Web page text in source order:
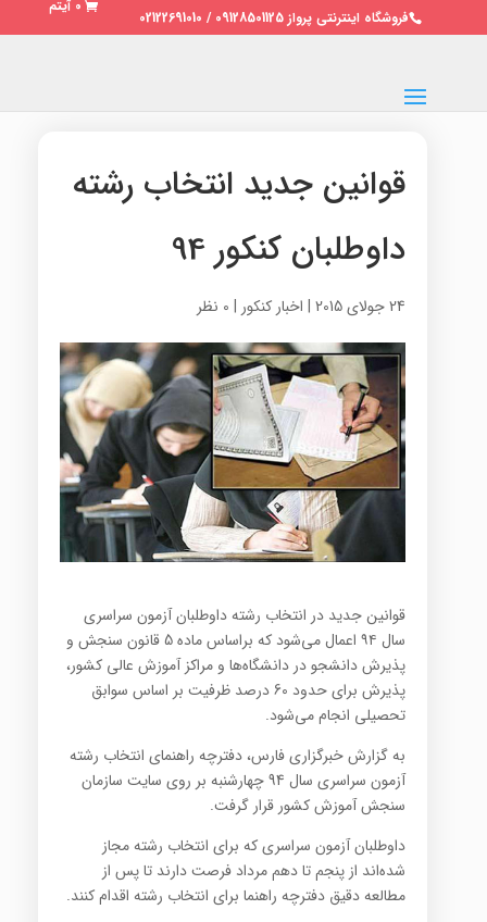
فروشگاه اینترنتی پرواز 09128501125 / 02122691010
0 آیتم
قوانین جدید انتخاب رشته
داوطلبان کنکور 94
24 جولای 2015 | اخبار کنکور | 0 نظر
قوانین جدید در انتخاب رشته داوطلبان آزمون سراسری
سال ۹۴ اعمال می‌شود که براساس ماده 5 قانون سنجش و
پذیرش دانشجو در دانشگاه‌ها و مراکز آموزش عالی کشور،
پذیرش برای حدود 60 درصد ظرفیت بر اساس سوابق
تحصیلی انجام می‌شود.
به گزارش خبرگزاری فارس، دفترچه راهنمای انتخاب رشته
آزمون سراسری سال 94 چهارشنبه بر روی سایت سازمان
سنجش آموزش کشور قرار گرفت.
داوطلبان آزمون سراسری که برای انتخاب رشته مجاز
شده‌اند از پنجم تا دهم مرداد فرصت دارند تا پس از
مطالعه دقیق دفترچه راهنما برای انتخاب رشته اقدام کنند.